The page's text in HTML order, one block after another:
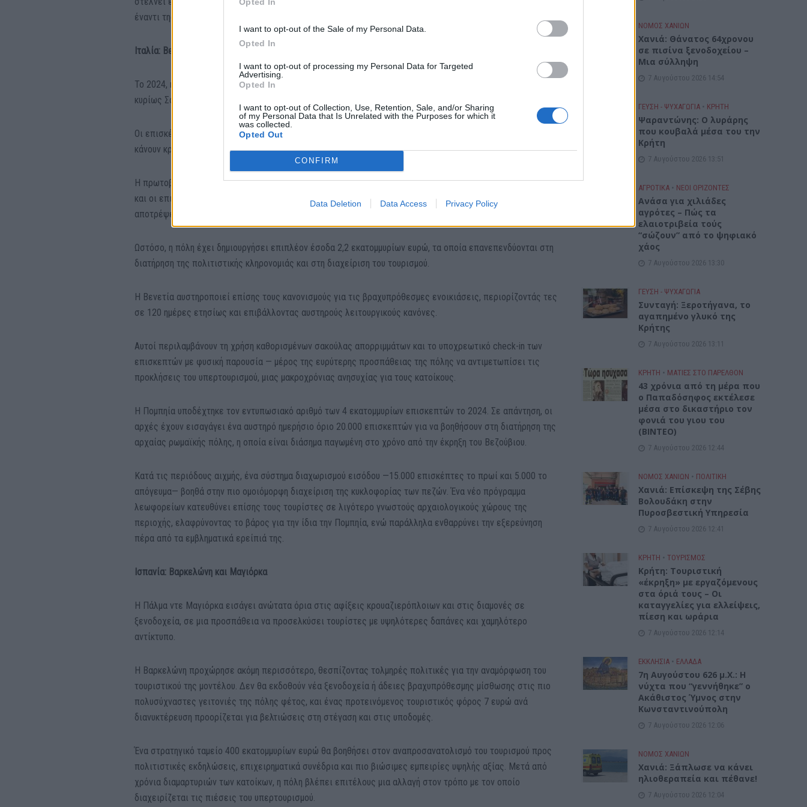
I want to opt-out of the Sale of my Personal Data.
Opted In
I want to opt-out of processing my Personal Data for Targeted
Advertising.
Opted In
I want to opt-out of Collection, Use, Retention, Sale, and/or Sharing
of my Personal Data that Is Unrelated with the Purposes for which it
was collected.
Opted Out
CONFIRM
Data Deletion Data Access Privacy Policy
έναντι της ανεξέλεγκτης ανάπτυξης.
Ιταλία: Βενετία, Πομπηία
Το 2024, η Βενετία εισήγαγε τέλος πρόσβασης για τους ημερήσιους εκδρομείς σε 29 συγκεκριμένες ημέρες,
κυρίως Σαββατοκύριακα και αργίες. Το 2025, το πρόγραμμα επεκτάθηκε σε 54 ημέρες.
Οι επισκέπτες που κάνουν κράτηση τουλάχιστον τέσσερις ημέρες νωρίτερα χρεώνονται 5 ευρώ, ενώ όσοι
κάνουν κράτηση πιο κοντά στην επίσκεψή τους πληρώνουν 10 ευρώ.
Η πρωτοβουλία στοχεύει στην καλύτερη διαχείριση της ροής των επισκεπτών κατά τις περιόδους αιχμής, αν
και οι επικριτές αμφισβητούν την αποτελεσματικότητά της, σημειώνοντας ότι δεν έχει κάνει πολλά για να
αποτρέψει τα πλήθη.
Ωστόσο, η πόλη έχει δημιουργήσει επιπλέον έσοδα 2,2 εκατομμυρίων ευρώ, τα οποία επανεπενδύονται στη
διατήρηση της πολιτιστικής κληρονομιάς και στη διαχείριση του τουρισμού.
Η Βενετία αυστηροποιεί επίσης τους κανονισμούς για τις βραχυπρόθεσμες ενοικιάσεις, περιορίζοντάς τες
σε 120 ημέρες ετησίως και επιβάλλοντας αυστηρούς λειτουργικούς κανόνες.
Αυτοί περιλαμβάνουν τη χρήση καθορισμένων σακούλας απορριμμάτων και το υποχρεωτικό check-in των
επισκεπτών με φυσική παρουσία — μέρος της ευρύτερης προσπάθειας της πόλης να αντιμετωπίσει τις
προκλήσεις του υπερτουρισμού, μιας μακροχρόνιας ανησυχίας για τους κατοίκους.
Η Πομπηία υποδέχτηκε τον εντυπωσιακό αριθμό των 4 εκατομμυρίων επισκεπτών το 2024. Σε απάντηση, οι
αρχές έχουν εισαγάγει ένα αυστηρό ημερήσιο όριο 20.000 επισκεπτών για να βοηθήσουν στη διατήρηση της
αρχαίας ρωμαϊκής πόλης, η οποία είναι διάσημα παγωμένη στο χρόνο από την έκρηξη του Βεζούβιου.
Κατά τις περιόδους αιχμής, ένα σύστημα διαχωρισμού εισόδου —15.000 επισκέπτες το πρωί και 5.000 το
απόγευμα— βοηθά στην πιο ομοιόμορφη διαχείριση της κυκλοφορίας των πεζών. Ένα νέο πρόγραμμα
λεωφορείων κατευθύνει επίσης τους τουρίστες σε λιγότερο γνωστούς αρχαιολογικούς χώρους της
περιοχής, ελαφρύνοντας το βάρος για την ίδια την Πομπηία, ενώ παράλληλα ενθαρρύνει την εξερεύνηση
πέρα ​​από τα εμβληματικά ερείπιά της.
Ισπανία: Βαρκελώνη και Μαγιόρκα
Η Πάλμα ντε Μαγιόρκα εισάγει ανώτατα όρια στις αφίξεις κρουαζιερόπλοιων και στις διαμονές σε
ξενοδοχεία, σε μια προσπάθεια να προσελκύσει τουρίστες με υψηλότερες δαπάνες και χαμηλότερο
αντίκτυπο.
Η Βαρκελώνη προχώρησε ακόμη περισσότερο, θεσπίζοντας τολμηρές πολιτικές για την αναμόρφωση του
τουριστικού της μοντέλου. Δεν θα εκδοθούν νέα ξενοδοχεία ή άδειες βραχυπρόθεσμης μίσθωσης στις πιο
πολυσύχναστες γειτονιές της πόλης φέτος, και ένας προτεινόμενος τουριστικός φόρος 7 ευρώ ανά
διανυκτέρευση προορίζεται για βελτιώσεις στη στέγαση και στις υποδομές.
Ένα στρατηγικό ταμείο 400 εκατομμυρίων ευρώ θα βοηθήσει στον αναπροσανατολισμό του τουρισμού προς
πολιτιστικές εκδηλώσεις, επιχειρηματικά συνέδρια και πιο βιώσιμες εμπειρίες υψηλής αξίας. Μετά από
χρόνια διαμαρτυριών των κατοίκων, η πόλη βλέπει επιτέλους μια αλλαγή στον τρόπο με τον οποίο
διαχειρίζεται τις πιέσεις του υπερτουρισμού.
ΝΟΜΌΣ ΧΑΝΊΩΝ
Χανιά: Θάνατος 64χρονου
σε πισίνα ξενοδοχείου –
Μια σύλληψη
7 Αυγούστου 2026 14:54
ΓΕΎΣΗ - ΨΥΧΑΓΩΓΊΑ • ΚΡΗΤΗ
Ψαραντώνης: Ο λυράρης
που κουβαλά μέσα του την
Κρήτη
7 Αυγούστου 2026 13:51
ΑΓΡΟΤΙΚΑ • ΝΕΟΙ ΟΡΙΖΟΝΤΕΣ
Ανάσα για χιλιάδες
αγρότες – Πώς τα
ελαιοτριβεία τούς
“σώζουν” από το ψηφιακό
χάος
7 Αυγούστου 2026 13:30
ΓΕΎΣΗ - ΨΥΧΑΓΩΓΊΑ
Συνταγή: Ξεροτήγανα, το
αγαπημένο γλυκό της
Κρήτης
7 Αυγούστου 2026 13:11
ΚΡΗΤΗ • ΜΑΤΙΕΣ ΣΤΟ ΠΑΡΕΛΘΟΝ
43 χρόνια από τη μέρα που
ο Παπαδόσηφος εκτέλεσε
μέσα στο δικαστήριο τον
φονιά του γιου του
(ΒΙΝΤΕΟ)
7 Αυγούστου 2026 12:44
ΝΟΜΌΣ ΧΑΝΊΩΝ • ΠΟΛΙΤΙΚΗ
Xανιά: Επίσκεψη της Σέβης
Βολουδάκη στην
Πυροσβεστική Υπηρεσία
7 Αυγούστου 2026 12:41
ΚΡΗΤΗ • ΤΟΥΡΙΣΜΟΣ
Κρήτη: Τουριστική
«έκρηξη» με εργαζόμενους
στα όριά τους – Οι
καταγγελίες για ελλείψεις,
πίεση και ωράρια
7 Αυγούστου 2026 12:14
ΕΚΚΛΗΣΙΑ • ΕΛΛΑΔΑ
7η Αυγούστου 626 μ.Χ.: Η
νύχτα που “γεννήθηκε” ο
Ακάθιστος Ύμνος στην
Κωνσταντινούπολη
7 Αυγούστου 2026 12:06
ΝΟΜΌΣ ΧΑΝΊΩΝ
Χανιά: Ξάπλωσε να κάνει
ηλιοθεραπεία και πέθανε!
7 Αυγούστου 2026 12:04